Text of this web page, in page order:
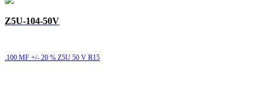
Z5U-104-50V
.100 MF +/- 20 % Z5U 50 V R15